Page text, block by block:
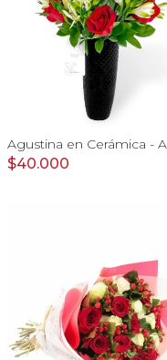
$40.000